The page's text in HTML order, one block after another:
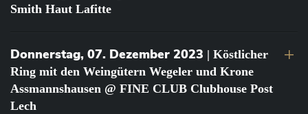
Smith Haut Lafitte
Donnerstag, 07. Dezember 2023 | Köstlicher
Ring mit den Weingütern Wegeler und Krone
Assmannshausen @ FINE CLUB Clubhouse Post
Lech